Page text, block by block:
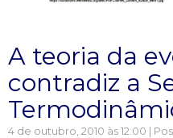
A teoria da
contradiz a
4 de outubro, 2010 às 12:00 |